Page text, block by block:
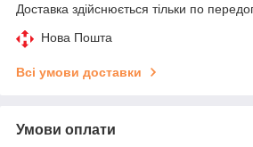
Доставка здійснюється тільки по
Нова Пошта
Всі умови доставки
Умови оплати